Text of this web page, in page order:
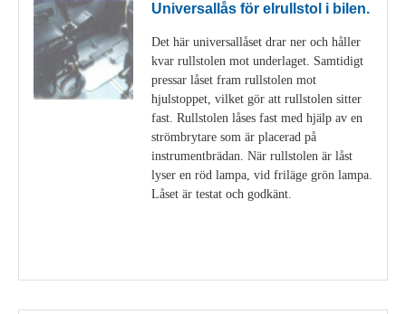
Universallås för elrullstol i bilen.
Det här universallåset drar ner och håller
kvar rullstolen mot underlaget. Samtidigt
pressar låset fram rullstolen mot
hjulstoppet, vilket gör att rullstolen sitter
fast. Rullstolen låses fast med hjälp av en
strömbrytare som är placerad på
instrumentbrädan. När rullstolen är låst
lyser en röd lampa, vid friläge grön lampa.
Låset är testat och godkänt.